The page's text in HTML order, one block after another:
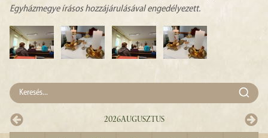
Egyházmegye írásos hozzájárulásával engedélyezett.
2026Augusztus